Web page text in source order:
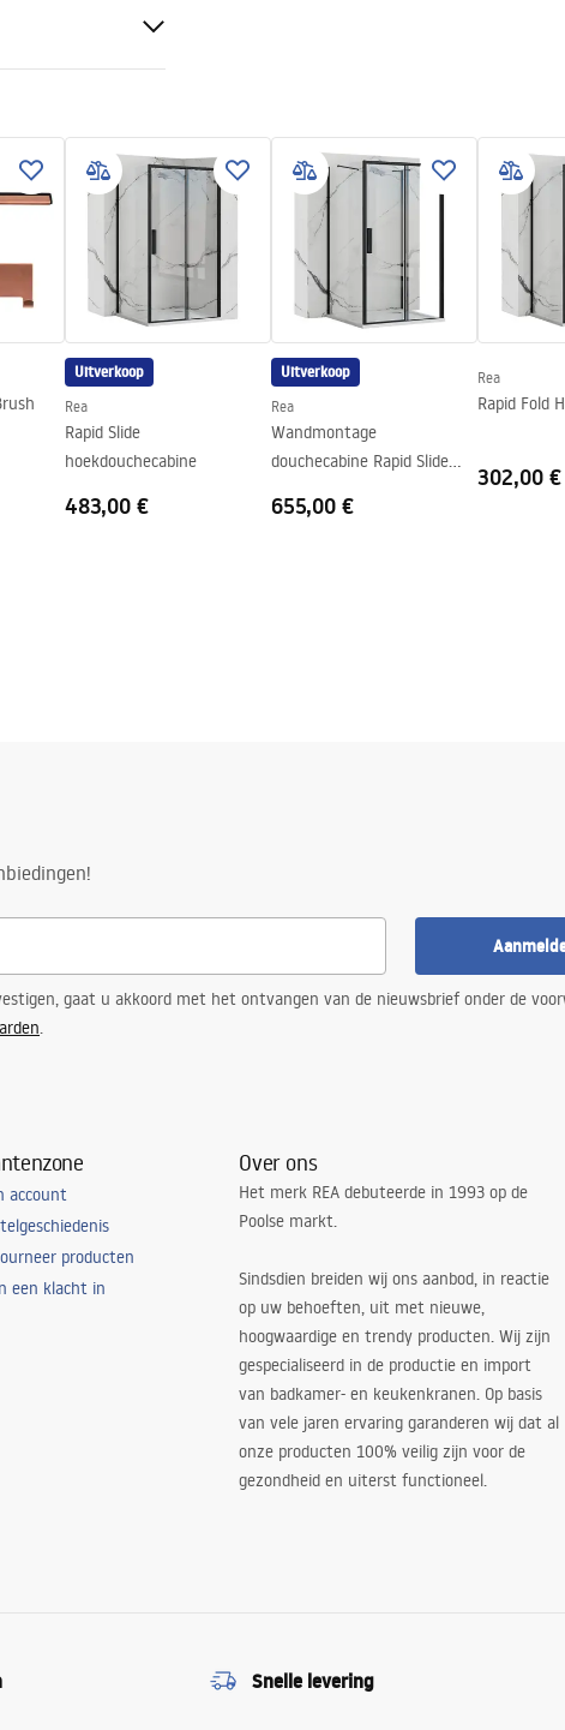
Uitverkoop
Rea
Rapid Slide
hoekdouchecabine
483,00 €
Uitverkoop
Rea
Wandmontage
douchecabine Rapid Slide
655,00 €
Rea
Rapid Fold
302,00 €
gaat u akkoord met het ontvangen van de nieuwsbrief onder de
.
account
producten
een klacht in
Over ons
Het merk REA debuteerde in 1993 op de
Poolse markt.
Sindsdien breiden wij ons aanbod, in reactie
op uw behoeften, uit met nieuwe,
hoogwaardige en trendy producten. Wij zijn
gespecialiseerd in de productie en import
van badkamer- en keukenkranen. Op basis
van vele jaren ervaring garanderen wij dat al
onze producten 100% veilig zijn voor de
gezondheid en uiterst functioneel.
Snelle levering